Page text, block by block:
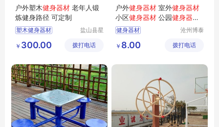
户外塑木健身器材 老年人锻
炼健身路径 可定制
塑木健身器材
健身器材厂家
盐山县星
施厂
￥ 300.00 拨打电话
户外健身器材 室外健身器材
小区健身器材 公园健身器材
广场健身器材
健身器
材厂家
健身器材
沧州博泰
有限公司
￥ 8.00 拨打电话